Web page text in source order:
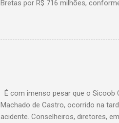
Bretas por R$ 716 milhões,
Atacarejo, localizado na Avenida
existe a possibilidade de que essa
Carrefour, que faturou R$ ...
É com imenso pesar que o Sicoob
Machado de Castro, ocorrido na
acidente. Conselheiros, diretores,